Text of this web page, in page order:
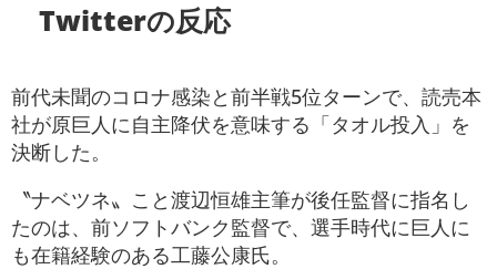
Twitterの反応
前代未聞のコロナ感染と前半戦5位ターンで、読売本
社が原巨人に自主降伏を意味する「タオル投入」を
決断した。
〝ナベツネ〟こと渡辺恒雄主筆が後任監督に指名し
たのは、前ソフトバンク監督で、選手時代に巨人に
も在籍経験のある工藤公康氏。